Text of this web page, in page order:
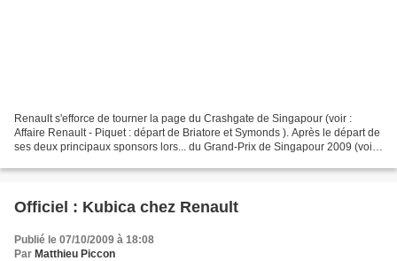
Renault s'efforce de tourner la page du Crashgate de Singapour (voir :
Affaire Renault - Piquet : départ de Briatore et Symonds ). Après le départ de
ses deux principaux sponsors lors... du Grand-Prix de Singapour 2009 (voir :
Officiel : Kubica chez Renault
Publié le 07/10/2009 à 18:08
Par Matthieu Piccon